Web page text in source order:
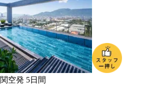
関空発 5日間